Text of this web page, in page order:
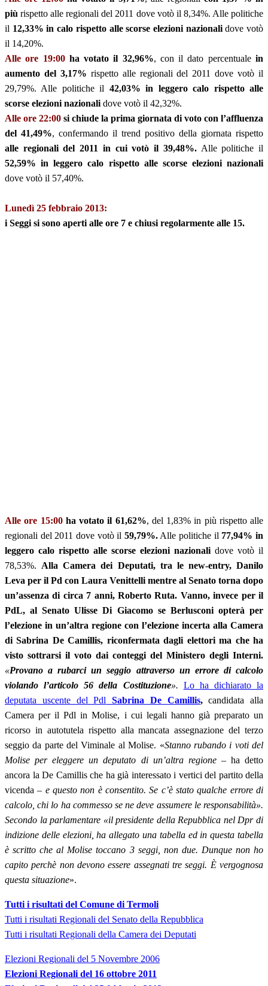
piùrispetto alle regionali del 2011 dove votò il 8,34%. Alle politiche
il 12,33%in calo rispetto alle scorse elezioni nazionalidove votò
il 14,20%.
Alle ore 19:00 ha votato il 32,96%, con il dato percentualein
aumento del 3,17% rispetto alle regionali del 2011 dove votò il
29,79%. Alle politiche il 42,03%in leggero calo rispetto alle
scorse elezioni nazionali dove votò il 42,32%.
Alle ore 22:00 si chiude la prima giornata di voto con l’affluenza
del 41,49%, confermando il trend positivo della giornata rispetto
alle regionali del 2011 in cui votò il 39,48%.Alle politiche il
52,59%in leggero calo rispetto alle scorse elezioni nazionali
dove votò il 57,40%.
Lunedì 25 febbraio 2013:
i Seggi si sono aperti alle ore 7 e chiusi regolarmente alle 15.
Alle ore 15:00 ha votato il 61,62%, del 1,83% in più rispetto alle
regionali del 2011 dove votò il 59,79%.Alle politiche il 77,94%in
leggero calo rispetto alle scorse elezioni nazionali dove votò il
78,53%. Alla Camera dei Deputati, tra le new-entry,Danilo
Leva per il Pd con Laura Venittelli mentre al Senato torna dopo
un’assenza di circa 7 anni, Roberto Ruta. Vanno, invece per il
PdL, al SenatoUlisse Di Giacomo se Berlusconi opterà per
l’elezione in un’altra regione con l’elezione incerta alla Camera
di Sabrina De Camillis, riconfermata dagli elettori ma che ha
visto sottrarsi il voto dai conteggi del Ministero degli Interni.
«Provano a rubarci un seggio attraverso un errore di calcolo
violando l’articolo 56 della Costituzione». Lo ha dichiarato la
deputata uscente del Pdl Sabrina De Camillis,candidata alla
Camera per il Pdl in Molise, i cui legali hanno già preparato un
ricorso in autotutela rispetto alla mancata assegnazione del terzo
seggio da parte del Viminale al Molise. «Stanno rubando i voti del
Molise per eleggere un deputato di un’altra regione– ha detto
ancora la De Camillis che ha già interessato i vertici del partito della
vicenda – e questo non è consentito. Se c’è stato qualche errore di
calcolo, chi lo ha commesso se ne deve assumere le responsabilità».
Secondo la parlamentare «il presidente della Repubblica nel Dpr di
indizione delle elezioni, ha allegato una tabella ed in questa tabella
è scritto che al Molise toccano 3 seggi, non due. Dunque non ho
capito perchè non devono essere assegnati tre seggi. È vergognosa
questa situazione».
Tutti i risultati del Comune di Termoli
Tutti i risultati Regionali del Senato della Repubblica
Tutti i risultati Regionali della Camera dei Deputati
Elezioni Regionali del 5 Novembre 2006
Elezioni Regionali del 16 ottobre 2011